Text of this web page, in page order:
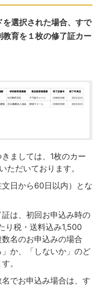
選択された場合、すで
育を１枚の修了証カー
ましては、1枚のカー
ただいております。
日から60日以内）とな
は、初回お申込み時の
り税・送料込み1,500
名のお申込みの場合
か、「しないか」のど
。
でお申込み場合は、す